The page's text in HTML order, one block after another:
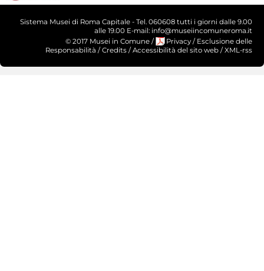
Sistema Musei di Roma Capitale - Tel. 060608 tutti i giorni dalle 9.00
alle 19.00 E-mail: info@museiincomuneroma.it
© 2017 Musei in Comune / Privacy / Esclusione delle
Responsabilità / Credits / Accessibilità del sito web / XML-rss